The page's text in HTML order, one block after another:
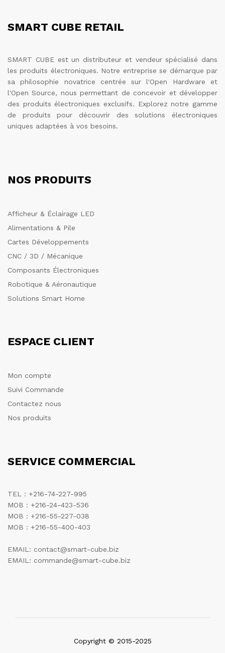
SMART CUBE RETAIL
SMART CUBE est un distributeur et vendeur spécialisé dans
les produits électroniques. Notre entreprise se démarque par
sa philosophie novatrice centrée sur l'Open Hardware et
l'Open Source, nous permettant de concevoir et développer
des produits électroniques exclusifs. Explorez notre gamme
de produits pour découvrir des solutions électroniques
uniques adaptées à vos besoins.
NOS PRODUITS
Afficheur & Éclairage LED
Alimentations & Pile
Cartes Développements
CNC / 3D / Mécanique
Composants Électroniques
Robotique & Aéronautique
Solutions Smart Home
ESPACE CLIENT
Mon compte
Suivi Commande
Contactez nous
Nos produits
SERVICE COMMERCIAL
TEL : +216-74-227-995
MOB : +216-24-423-536
MOB : +216-55-227-038
MOB : +216-55-400-403
EMAIL: contact@smart-cube.biz
EMAIL: commande@smart-cube.biz
Copyright © 2015-2025